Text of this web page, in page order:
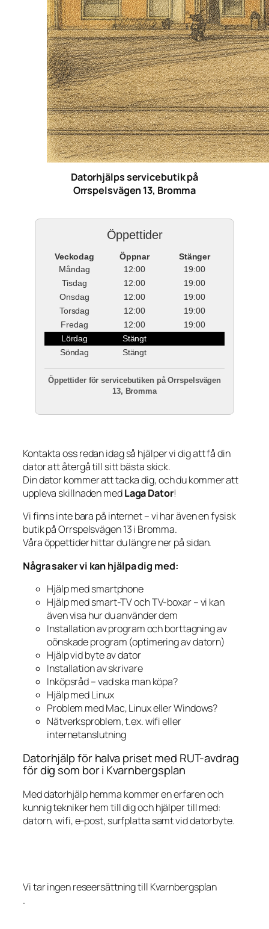
Datorhjälps servicebutik på
Orrspelsvägen 13, Bromma
Öppettider
Veckodag Öppnar
Stänger
Måndag
12:00
19:00
Tisdag
12:00
19:00
Onsdag
12:00
19:00
Torsdag
12:00
19:00
Fredag
12:00
19:00
Lördag
Stängt
Söndag
Stängt
Öppettider för servicebutiken på Orrspelsvägen
13, Bromma
Kontakta oss redan idag så hjälper vi dig att få din
dator att återgå till sitt bästa skick.
Din dator kommer att tacka dig, och du kommer att
uppleva skillnaden medLaga Dator!
Vi finns inte bara på internet – vi har även en fysisk
butik på Orrspelsvägen 13 i Bromma.
Våra öppettider hittar du längre ner på sidan.
Några saker vi kan hjälpa dig med:
Hjälp med smartphone
Hjälp med smart-TV och TV-boxar – vi kan
även visa hur du använder dem
Installation av program och borttagning av
oönskade program (optimering av datorn)
Hjälp vid byte av dator
Installation av skrivare
Inköpsråd – vad ska man köpa?
Hjälp med Linux
Problem med Mac, Linux eller Windows?
Nätverksproblem, t.ex. wifi eller
internetanslutning
Datorhjälp för halva priset med RUT-avdrag
för dig som bor i Kvarnbergsplan
Med datorhjälp hemma kommer en erfaren och
kunnig tekniker hem till dig och hjälper till med:
datorn, wifi, e-post, surfplatta samt vid datorbyte.
Vi tar ingen reseersättning till Kvarnbergsplan
.